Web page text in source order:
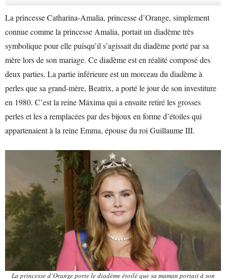
La princesse Catharina-Amalia, princesse d’Orange, simplement
connue comme la princesse Amalia, portait un diadème très
symbolique pour elle puisqu’il s’agissait du diadème porté par sa
mère lors de son mariage. Ce diadème est en réalité composé des
deux parties. La partie inférieure est un morceau du diadème à
perles que sa grand-mère, Beatrix, a porté le jour de son investiture
en 1980. C’est la reine Máxima qui a ensuite retiré les grosses
perles et les a remplacées par des bijoux en forme d’étoiles qui
appartenaient à la reine Emma, épouse du roi Guillaume III.
La princesse d’Orange porte le diadème étoilé que sa maman portait à son